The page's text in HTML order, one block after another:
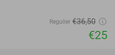
Regulier €36,50
€25